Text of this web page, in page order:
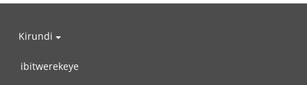
Kirundi
ibitwerekeye